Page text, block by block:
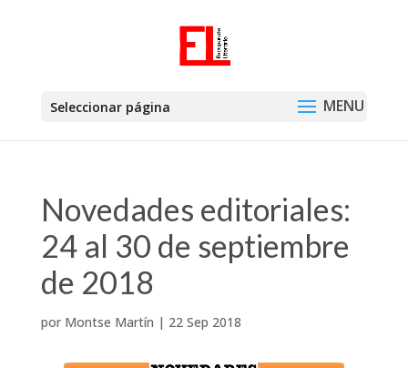
Seleccionar página
Novedades editoriales:
24 al 30 de septiembre
de 2018
por Montse Martín | 22 Sep 2018